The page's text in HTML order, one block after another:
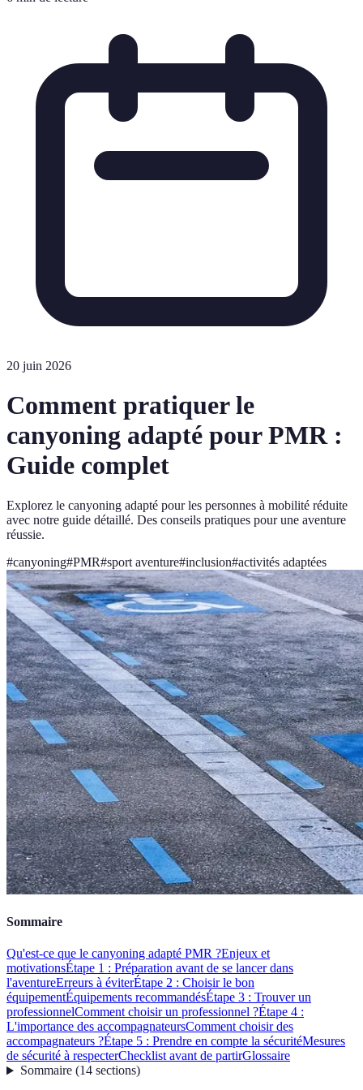
20 juin 2026
Comment pratiquer le
canyoning adapté pour PMR :
Guide complet
Explorez le canyoning adapté pour les personnes à mobilité réduite
avec notre guide détaillé. Des conseils pratiques pour une aventure
réussie.
#canyoning#PMR#sport aventure#inclusion#activités adaptées
Sommaire
Qu'est-ce que le canyoning adapté PMR ?Enjeux et
motivationsÉtape 1 : Préparation avant de se lancer dans
l'aventureErreurs à éviterÉtape 2 : Choisir le bon
équipementÉquipements recommandésÉtape 3 : Trouver un
professionnelComment choisir un professionnel ?Étape 4 :
L'importance des accompagnateursComment choisir des
accompagnateurs ?Étape 5 : Prendre en compte la sécuritéMesures
de sécurité à respecterChecklist avant de partirGlossaire
Sommaire(14 sections)